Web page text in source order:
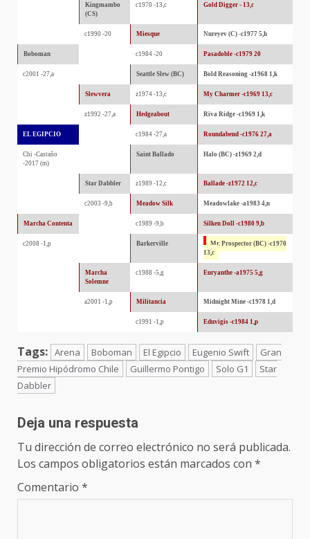
Kingmambo
(CS)
c1970 -13,c Gold Digger - 13,c
c1990 -20 Miesque Nureyev (C) -c1977 5,h
Boboman c1984 -20 Pasadoble -c1979 20
c2001 -27,a Seattle Slew (BC) Bold Reasoning -z1968 1,k
Slewvera z1974 -13,c My Charmer -c1969 13,c
z1992 -27,a Hedgeabout Riva Ridge -c1969 1,k
EL EGIPCIO c1984 -27,a Roundabend -c1976 27,a
Chi -Castaño
-2017 (m)
Saint Ballado Halo (BC) -z1969 2,d
Star Dabbler z1989 -12,c Ballade -z1972 12,c
c2003 -9,b Meadow Silk Meadowlake -a1983 4,n
Marcha Contenta c1989 -9,b Silken Doll -c1980 9,b
c2008 -1,p Barkerville
Mr. Prospector (BC) -c1970
13,c
Marcha
Solemne
c1988 -5,g Euryanthe -a1975 5,g
a2001 -1,p Militancia Midnight Mine -c1978 1,d
c1991 -1,p Eduvigis -c1984 1,p
Tags: Arena Boboman El Egipcio Eugenio Swift
Gran
Premio Hipódromo Chile
Guillermo Pontigo Solo G1
Star
Dabbler
Deja una respuesta
Tu dirección de correo electrónico no será publicada.
Los campos obligatorios están marcados con *
Comentario *